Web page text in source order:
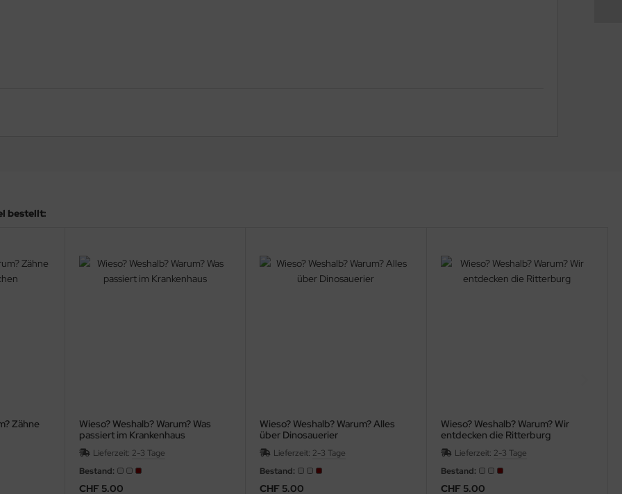
bestellt:
Zähne
Wieso? Weshalb? Warum? Was
passiert im Krankenhaus
Lieferzeit: 2-3 Tage
Bestand:
CHF 5.00
Wieso? Weshalb? Warum? Alles
über Dinosauerier
Lieferzeit: 2-3 Tage
Bestand:
CHF 5.00
Wieso? Weshalb? Warum? Wir
entdecken die Ritterburg
Lieferzeit: 2-3 Tage
Bestand:
CHF 5.00